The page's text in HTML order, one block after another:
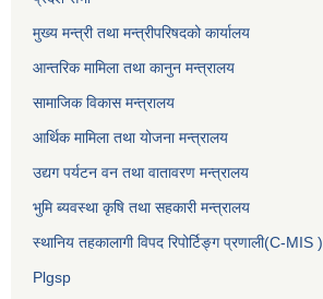
मुख्य मन्त्री तथा मन्त्रीपरिषदको कार्यालय
आन्तरिक मामिला तथा कानुन मन्त्रालय
सामाजिक विकास मन्त्रालय
आर्थिक मामिला तथा योजना मन्त्रालय
उद्यग पर्यटन वन तथा वातावरण मन्त्रालय
भुमि ब्यवस्था कृषि तथा सहकारी मन्त्रालय
स्थानिय तहकालागी विपद रिपोर्टिङ्ग प्रणाली(C-MIS )
Plgsp